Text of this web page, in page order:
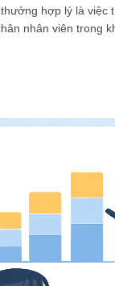
hợp lý là việc
nhân viên trong